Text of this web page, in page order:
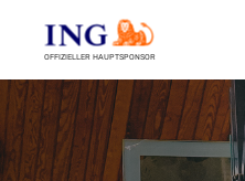
OFFIZIELLER HAUPTSPONSOR